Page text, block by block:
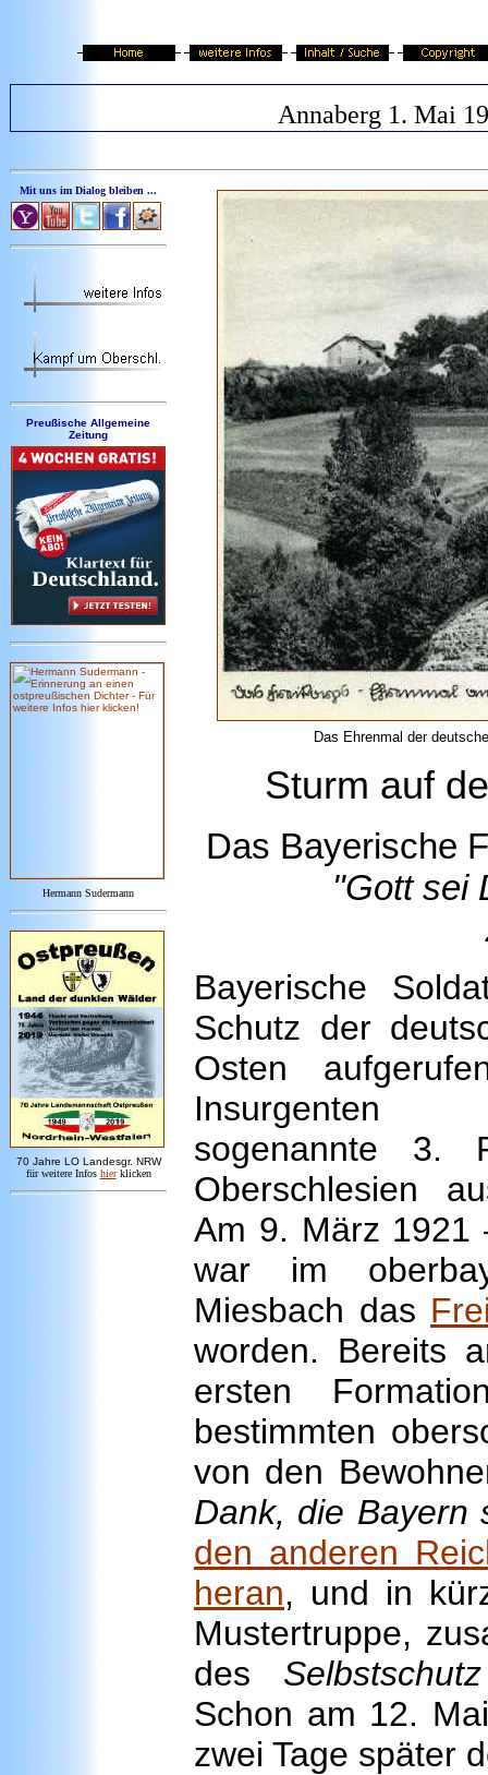
Annaberg 1. Mai
Mit uns im Dialog bleiben ...
Preußische Allgemeine
Zeitung
Hermann Sudermann
70 Jahre LO Landesgr. NRW
für weitere Infos hier klicken
Das Ehrenmal der
Sturm auf
Das Bayerische
"Gott sei
Bayerische
Schutz der
Osten
sogenannte 3.
Oberschlesien
Am 9. März 1921
war im
Miesbach das
worden. Bereits
ersten
bestimmten
von den
Dank, die Bayern
den anderen
heran, und in
Mustertruppe,
des
Schon am 12.
zwei Tage später